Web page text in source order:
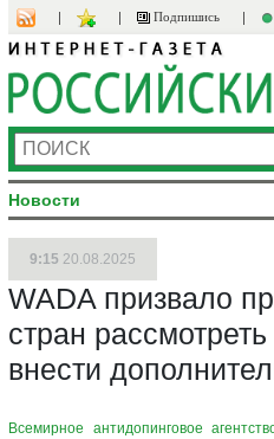
Подпишись
Новости
9:15 20.08.2025
WADA призвало
стран
внести
Всемирное антидопинговое